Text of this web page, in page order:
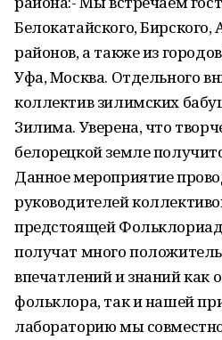
Белокатайского, Бирского,
районов, а также из
Уфа, Москва. Отдельного
коллектив зилимских
Зилима. Уверена, что
белорецкой земле
Данное мероприятие
руководителей
предстоящей
получат много
впечатлений и знаний как
фольклора, так и нашей
лабораторию мы